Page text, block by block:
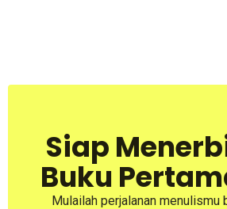
Siap
Buku
Mulailah perjalanan menulismu